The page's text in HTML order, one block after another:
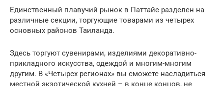
Единственный плавучий рынок в Паттайе разделен на
различные секции, торгующие товарами из четырех
основных районов Таиланда.
Здесь торгуют сувенирами, изделиями декоративно-
прикладного искусства, одеждой и многим-многим
другим. В «Четырех регионах» вы сможете насладиться
местной экзотической кухней – в конце концов, не